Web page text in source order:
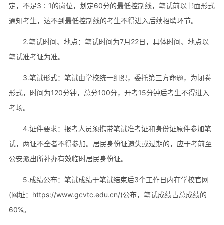
定，不足3∶1的岗位，划定60分的最低控制线，笔试前以书面形式
通知考生，达不到最低控制线的考生不得进入后续招聘环节。
2.笔试时间、地点：笔试时间为7月22日，具体时间、地点以
笔试准考证为准。
3.笔试形式：笔试由学校统一组织，委托第三方命题，为闭卷
形式，时间为120分钟，总分100分，开考15分钟后考生不得进入
考场。
4.证件要求：报考人员须携带笔试准考证和身份证原件参加笔
试，两证不全者不得参加。居民身份证遗失或过期的，应于考前至
公安派出所补办有效临时居民身份证。
5.成绩公布：笔试成绩于笔试结束后3个工作日内在学校官网
(网址：https://www.gcvtc.edu.cn/)公布，笔试成绩占总成绩的
60%。